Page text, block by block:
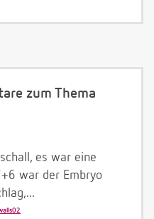
zum Thema
es war eine
war der Embryo